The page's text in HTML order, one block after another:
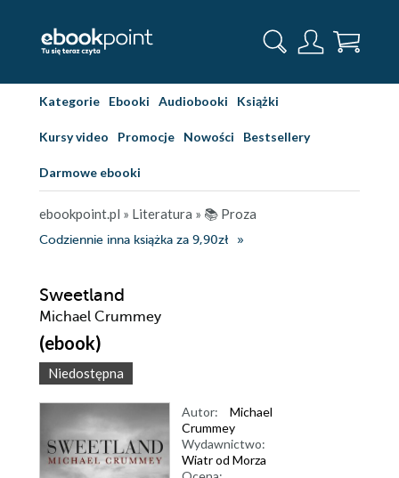
Kategorie Ebooki Audiobooki Książki
Kursy video Promocje Nowości Bestsellery
Darmowe ebooki
ebookpoint.pl » Literatura » 📚 Proza
Codziennie inna książka za 9,90zł
Sweetland
Michael Crummey
(ebook)
Niedostępna
Autor:
Michael
Crummey
Wydawnictwo:
Wiatr od Morza